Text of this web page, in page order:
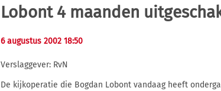
Lobont 4 maanden
6 augustus 2002 18:50
Verslaggever: RvN
De kijkoperatie die Bogdan Lobont vandaag heeft